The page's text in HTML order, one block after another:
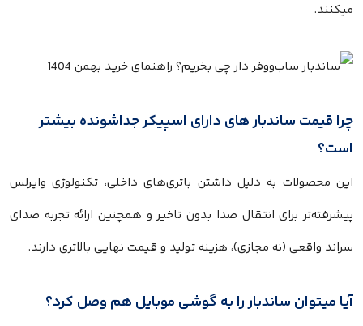
قیمت ساندبار های دارای اسپیکر جداشونده بیشتر
محصولات به دلیل داشتن باتری‌های داخلی، تکنولوژی وایرلس
برای انتقال صدا بدون تاخیر و همچنین ارائه تجربه صدای
واقعی (نه مجازی)، هزینه تولید و قیمت نهایی بالاتری دارند.
میتوان ساندبار را به گوشی موبایل هم وصل کرد؟